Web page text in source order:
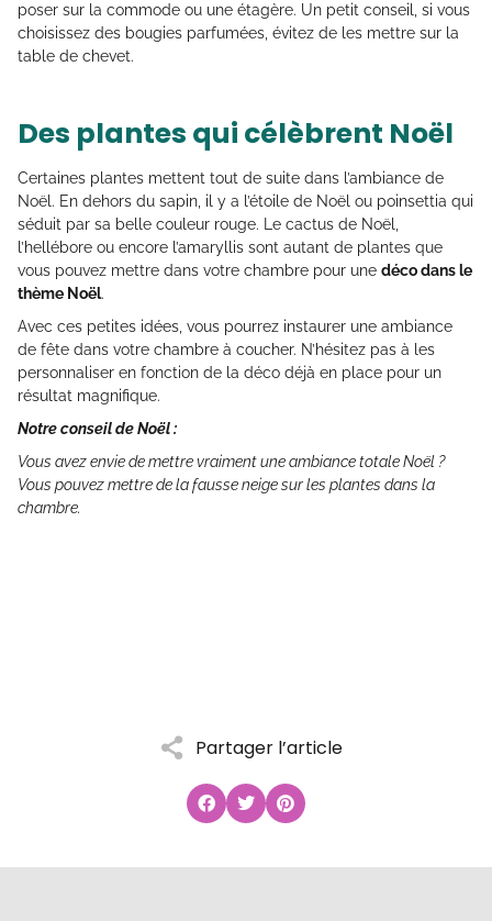
Partager l’article
poser sur la commode ou une étagère. Un petit conseil, si vous
choisissez des bougies parfumées, évitez de les mettre sur la
table de chevet.
Des plantes qui célèbrent Noël
Certaines plantes mettent tout de suite dans l’ambiance de
Noël. En dehors du sapin, il y a l’étoile de Noël ou poinsettia qui
séduit par sa belle couleur rouge. Le cactus de Noël,
l’hellébore ou encore l’amaryllis sont autant de plantes que
vous pouvez mettre dans votre chambre pour une déco dans le
thème Noël.
Avec ces petites idées, vous pourrez instaurer une ambiance
de fête dans votre chambre à coucher. N’hésitez pas à les
personnaliser en fonction de la déco déjà en place pour un
résultat magnifique.
Notre conseil de Noël :
Vous avez envie de mettre vraiment une ambiance totale Noël ?
Vous pouvez mettre de la fausse neige sur les plantes dans la
chambre.